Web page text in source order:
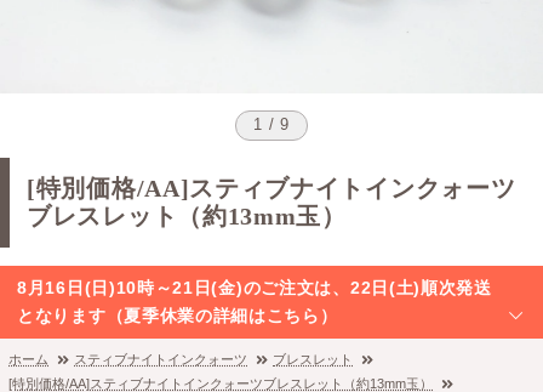
1 / 9
[特別価格/AA]スティブナイトインクォーツ
ブレスレット（約13mm玉）
8月16日(日)10時～21日(金)のご注文は、22日(土)順次発送
となります（夏季休業の詳細はこちら）
ホーム スティブナイトインクォーツ
ブレスレット
[特別価格/AA]スティブナイトインクォーツブレスレット（約13mm玉）